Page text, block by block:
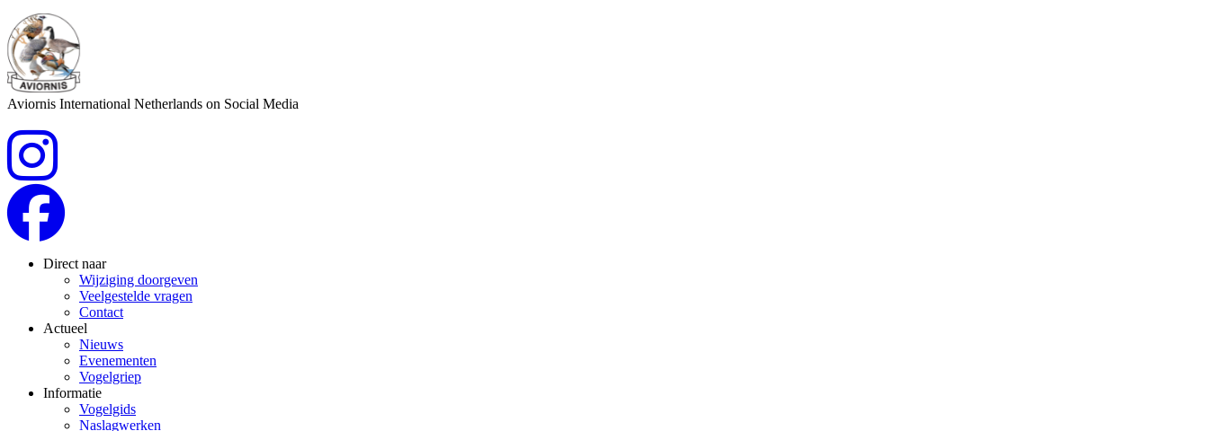
Aviornis International Netherlands on Social Media
Direct naar
Wijziging doorgeven
Veelgestelde vragen
Contact
Actueel
Nieuws
Evenementen
Vogelgriep
Informatie
Vogelgids
Naslagwerken